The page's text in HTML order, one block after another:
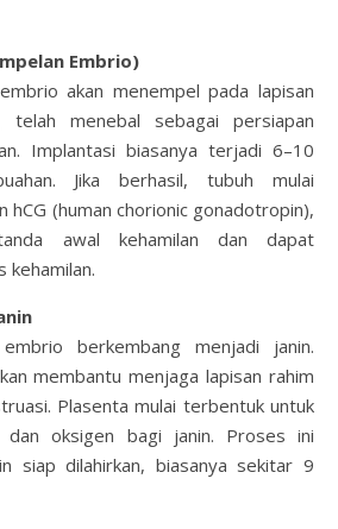
Embrio)
akan menempel pada lapisan
telah menebal sebagai persiapan
Implantasi biasanya terjadi 6–10
Jika berhasil, tubuh mulai
hCG (human chorionic gonadotropin),
awal kehamilan dan dapat
berkembang menjadi janin.
membantu menjaga lapisan rahim
Plasenta mulai terbentuk untuk
dan oksigen bagi janin. Proses ini
siap dilahirkan, biasanya sekitar 9